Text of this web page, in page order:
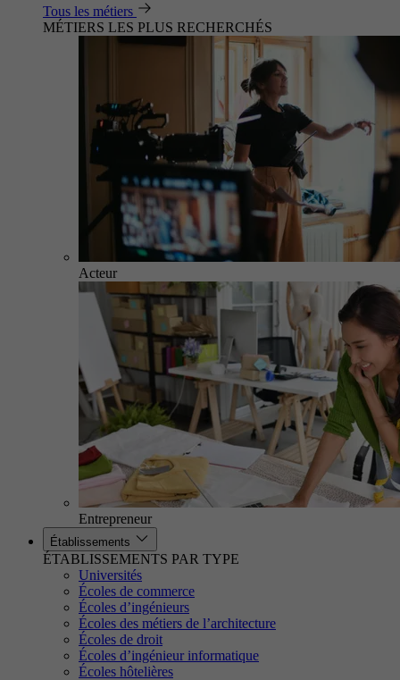
Tous les métiers
MÉTIERS LES PLUS RECHERCHÉS
Acteur
Entrepreneur
Établissements
ÉTABLISSEMENTS PAR TYPE
Universités
Écoles de commerce
Écoles d’ingénieurs
Écoles des métiers de l’architecture
Écoles de droit
Écoles d’ingénieur informatique
Écoles hôtelières